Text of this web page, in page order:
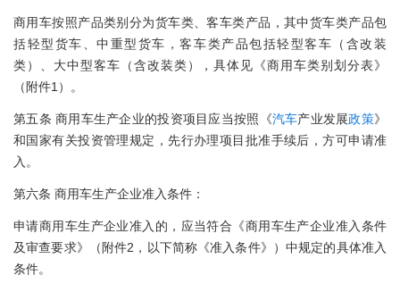
商用车按照产品类别分为货车类、客车类产品，其中货车类产品包
括轻型货车、中重型货车，客车类产品包括轻型客车（含改装
类）、大中型客车（含改装类），具体见《商用车类别划分表》
（附件1）。
第五条 商用车生产企业的投资项目应当按照《汽车产业发展政策》
和国家有关投资管理规定，先行办理项目批准手续后，方可申请准
入。
第六条 商用车生产企业准入条件：
申请商用车生产企业准入的，应当符合《商用车生产企业准入条件
及审查要求》（附件2，以下简称《准入条件》）中规定的具体准入
条件。